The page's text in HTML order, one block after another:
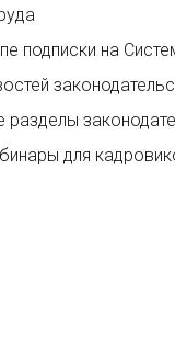
подписки на
для